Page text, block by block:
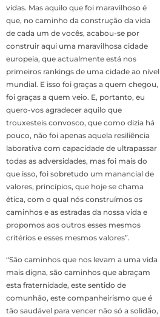
vidas. Mas aquilo que foi maravilhoso é
que, no caminho da construção da vida
de cada um de vocês, acabou-se por
construir aqui uma maravilhosa cidade
europeia, que actualmente está nos
primeiros rankings de uma cidade ao nível
mundial. E isso foi graças a quem chegou,
foi graças a quem veio. E, portanto, eu
quero-vos agradecer aquilo que
trouxesteis convosco, que como dizia há
pouco, não foi apenas aquela resiliência
laborativa com capacidade de ultrapassar
todas as adversidades, mas foi mais do
que isso, foi sobretudo um manancial de
valores, princípios, que hoje se chama
ética, com o qual nós construímos os
caminhos e as estradas da nossa vida e
propomos aos outros esses mesmos
critérios e esses mesmos valores”.
“São caminhos que nos levam a uma vida
mais digna, são caminhos que abraçam
esta fraternidade, este sentido de
comunhão, este companheirismo que é
tão saudável para vencer não só a solidão,